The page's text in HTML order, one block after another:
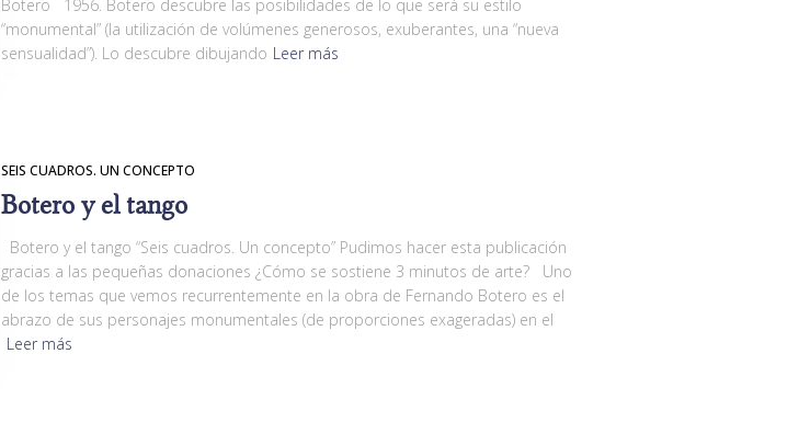
Botero 1956. Botero descubre las posibilidades de lo que será su estilo
“monumental” (la utilización de volúmenes generosos, exuberantes, una “nueva
sensualidad”). Lo descubre dibujando Leer más
SEIS CUADROS. UN CONCEPTO
Botero y el tango
Botero y el tango “Seis cuadros. Un concepto” Pudimos hacer esta publicación
gracias a las pequeñas donaciones ¿Cómo se sostiene 3 minutos de arte? Uno
de los temas que vemos recurrentemente en la obra de Fernando Botero es el
abrazo de sus personajes monumentales (de proporciones exageradas) en el
Leer más